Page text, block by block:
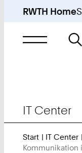
RWTH Home
Suche
nach
IT Center
Start IT Center
Kommunikation